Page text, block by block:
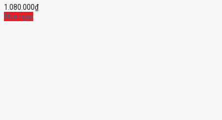
1.080.000₫
Mua ngay